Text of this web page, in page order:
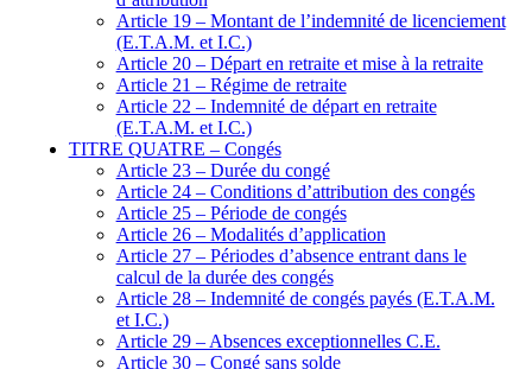
Article 19 – Montant de l’indemnité de licenciement
(E.T.A.M. et I.C.)
Article 20 – Départ en retraite et mise à la retraite
Article 21 – Régime de retraite
Article 22 – Indemnité de départ en retraite
(E.T.A.M. et I.C.)
TITRE QUATRE – Congés
Article 23 – Durée du congé
Article 24 – Conditions d’attribution des congés
Article 25 – Période de congés
Article 26 – Modalités d’application
Article 27 – Périodes d’absence entrant dans le
calcul de la durée des congés
Article 28 – Indemnité de congés payés (E.T.A.M.
et I.C.)
Article 29 – Absences exceptionnelles C.E.
Article 30 – Congé sans solde